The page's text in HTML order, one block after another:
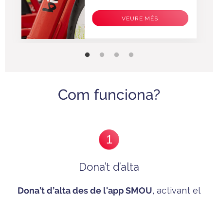
VEURE MÉS
Com funciona?
1
Dona’t d’alta
Dona’td’alta des de l'app SMOU, activant el